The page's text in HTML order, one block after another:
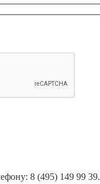
8 (495) 149 99 39.